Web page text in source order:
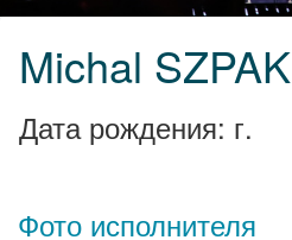
Michal SZPAK
Дата рождения: г.
Фото исполнителя